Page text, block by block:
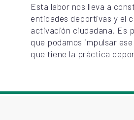
Esta labor nos lleva a
entidades deportivas y el
activación ciudadana. Es
que podamos impulsar
que tiene la práctica